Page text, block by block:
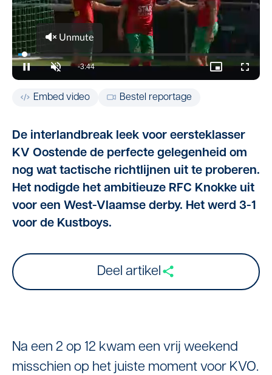
Embed video Bestel reportage
De interlandbreak leek voor eersteklasser
KV Oostende de perfecte gelegenheid om
nog wat tactische richtlijnen uit te proberen.
Het nodigde het ambitieuze RFC Knokke uit
voor een West-Vlaamse derby. Het werd 3-1
voor de Kustboys.
Deel artikel
Na een 2 op 12 kwam een vrij weekend
misschien op het juiste moment voor KVO.